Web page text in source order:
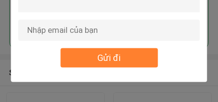
Gửi đi
Sản phẩm khuyến cáo